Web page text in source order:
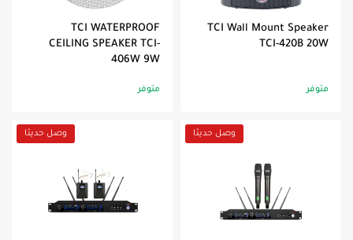
TCI Wall Mount Speaker
TCI-420B 20W
متوفر
TCI WATERPROOF
CEILING SPEAKER TCI-
406W 9W
متوفر
وصل حديثا وصل حديثا